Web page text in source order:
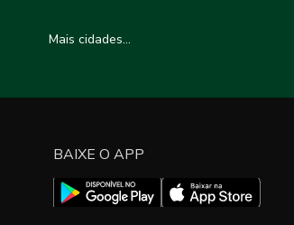
Mais cidades...
BAIXE O APP